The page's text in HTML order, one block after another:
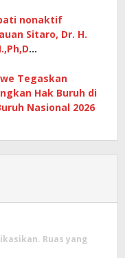
nonaktif
Sitaro, Dr. H.
Tegaskan
Hak Buruh di
Nasional 2026
Ruas yang